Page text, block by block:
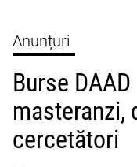
Anunțuri
Burse
masteranzi,
cercetători